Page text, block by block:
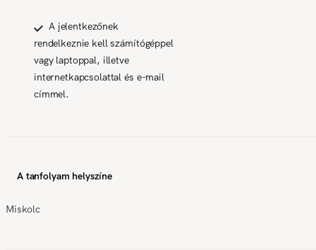
A jelentkezőnek
rendelkeznie kell számítógéppel
vagy laptoppal, illetve
internetkapcsolattal és e-mail
címmel.
A tanfolyam helyszíne
Miskolc